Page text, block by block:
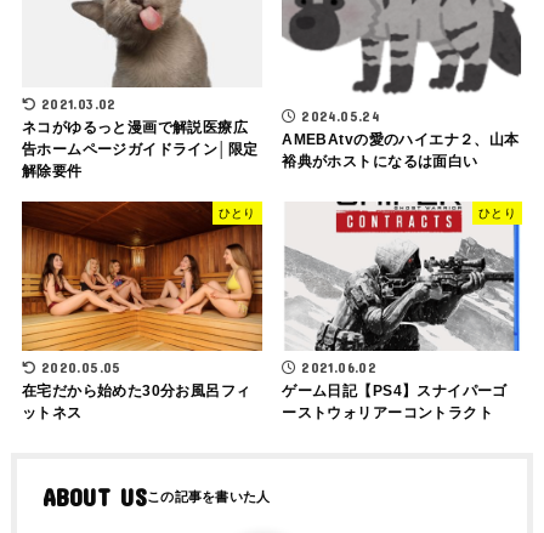
2021.03.02
ネコがゆるっと漫画で解説医療広
告ホームページガイドライン│限定
解除要件
2024.05.24
AMEBAtvの愛のハイエナ２、山本
裕典がホストになるは面白い
ひとり
2020.05.05
在宅だから始めた30分お風呂フィ
ットネス
ひとり
2021.06.02
ゲーム日記【PS4】スナイパーゴ
ーストウォリアーコントラクト
ABOUT US